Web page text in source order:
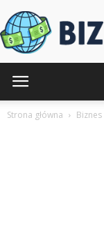
Strona główna Biznes